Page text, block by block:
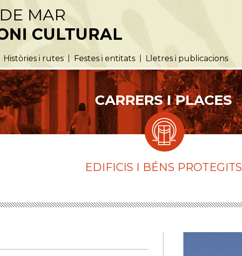
MAR
CULTURAL
Històries i rutes Festes i entitats Lletres i publicacions
CARRERS I PLACES
EDIFICIS I BÉNS PROTEGITS